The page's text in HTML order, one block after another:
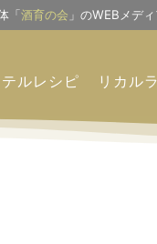
「酒育の会 」のWEBメデ
ルレシピ リカル